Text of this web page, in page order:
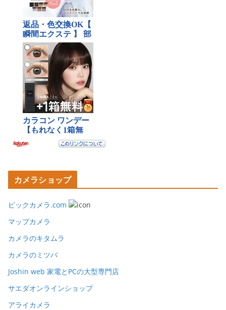
カメラショップ
ビックカメラ.com
マップカメラ
カメラのキタムラ
カメラのミツバ
Joshin web 家電とPCの大型専門店
サエダオンラインショップ
アライカメラ